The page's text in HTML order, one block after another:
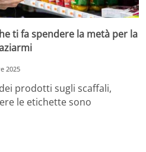
ti fa spendere la metà per la
2025
prodotti sugli scaffali,
le etichette sono